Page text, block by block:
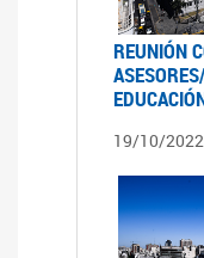
REUNIÓN
19/10/2022